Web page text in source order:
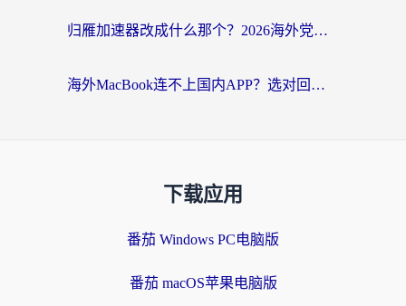
归雁加速器改成什么那个？2026海外党回国加速全攻略：告别地区限制，轻松刷剧玩游戏
海外MacBook连不上国内APP？选对回国VPN，告别地区限制的烦恼
下载应用
番茄 Windows PC电脑版
番茄 macOS苹果电脑版